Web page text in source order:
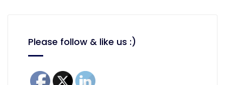
Please follow & like us :)